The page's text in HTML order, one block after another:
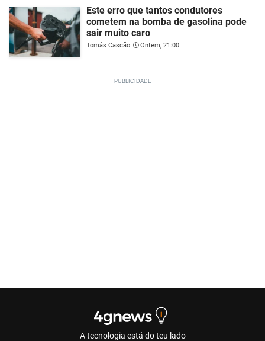
Este erro que tantos condutores
cometem na bomba de gasolina pode
sair muito caro
Tomás Cascão Ontem, 21:00
A tecnologia está do teu lado